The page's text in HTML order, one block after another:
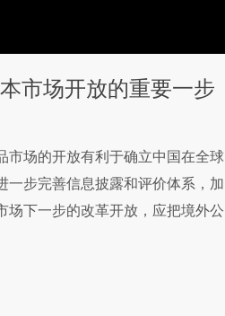
市场开放的重要一步
市场的开放有利于确立中国在全球
一步完善信息披露和评价体系，加
场下一步的改革开放，应把境外公